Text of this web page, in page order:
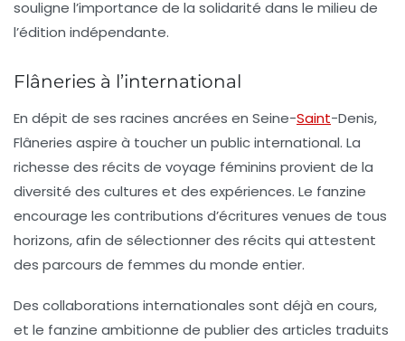
souligne l’importance de la solidarité dans le milieu de
l’édition indépendante.
Flâneries à l’international
En dépit de ses racines ancrées en Seine-Saint-Denis,
Flâneries aspire à toucher un public international. La
richesse des récits de voyage féminins provient de la
diversité des cultures et des expériences. Le fanzine
encourage les contributions d’écritures venues de tous
horizons, afin de sélectionner des récits qui attestent
des parcours de femmes du monde entier.
Des collaborations internationales sont déjà en cours,
et le fanzine ambitionne de publier des articles traduits